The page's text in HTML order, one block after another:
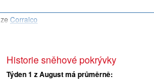
ze Corralco
Historie sněhové pokrývky
Týden 1 z August má průměrně: